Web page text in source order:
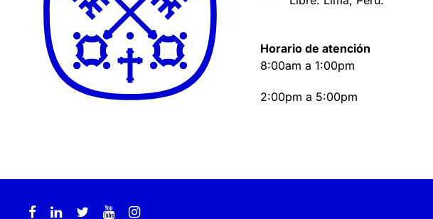
Horario de atención
8:00am a 1:00pm
2:00pm a 5:00pm